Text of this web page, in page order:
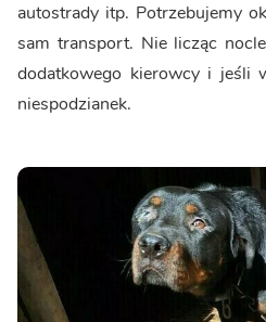
autostrady itp. Potrzebujemy
sam transport. Nie licząc
dodatkowego kierowcy i jeśli
niespodzianek.